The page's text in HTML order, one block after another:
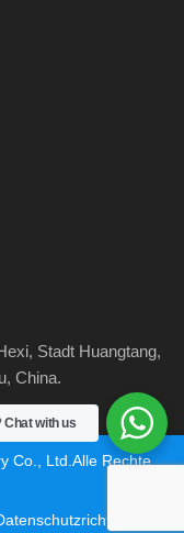
Stadt Huangtang,
China.
Co., Ltd.Alle Rechte
Chat with us